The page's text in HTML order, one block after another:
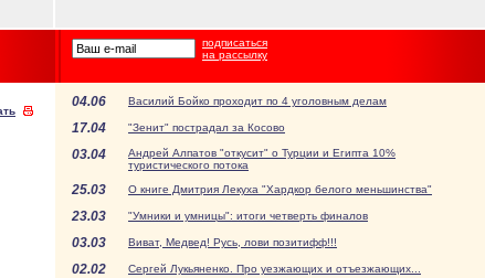
подписаться
на рассылку
04.06 Василий Бойко проходит по 4 уголовным делам
17.04 "Зенит" пострадал за Косово
03.04
Андрей Алпатов "откусит" о Турции и Египта 10%
туристического потока
25.03 О книге Дмитрия Лекуха "Хардкор белого меньшинства"
23.03 "Умники и умницы": итоги четверть финалов
03.03 Виват, Медвед! Русь, лови позитифф!!!
02.02 Сергей Лукьяненко. Про уезжающих и отъезжающих...